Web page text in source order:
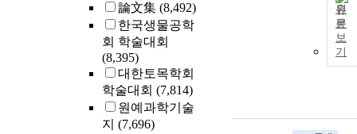
論文集 (8,492)
한국생물공학
회 학술대회
(8,395)
대한토목학회
학술대회 (7,814)
원예과학기술
지 (7,696)
원
문
보
기